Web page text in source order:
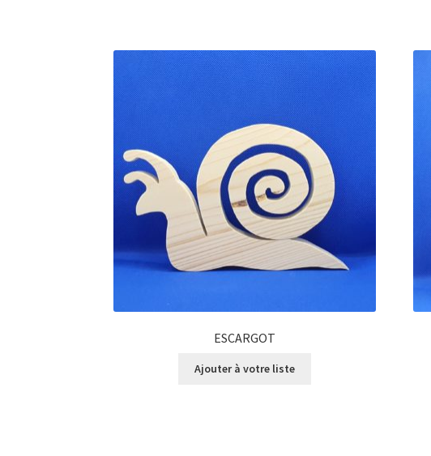
ESCARGOT
Ajouter à votre liste